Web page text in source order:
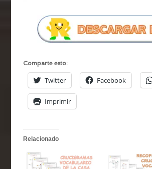
Comparte esto:
Twitter Facebook
Imprimir
Relacionado